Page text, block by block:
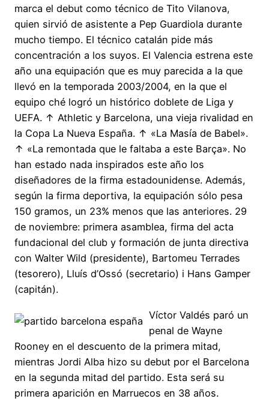
marca el debut como técnico de Tito Vilanova,
quien sirvió de asistente a Pep Guardiola durante
mucho tiempo. El técnico catalán pide más
concentración a los suyos. El Valencia estrena este
año una equipación que es muy parecida a la que
llevó en la temporada 2003/2004, en la que el
equipo ché logró un histórico doblete de Liga y
UEFA. ↑ Athletic y Barcelona, una vieja rivalidad en
la Copa La Nueva España. ↑ «La Masía de Babel».
↑ «La remontada que le faltaba a este Barça». No
han estado nada inspirados este año los
diseñadores de la firma estadounidense. Además,
según la firma deportiva, la equipación sólo pesa
150 gramos, un 23% menos que las anteriores. 29
de noviembre: primera asamblea, firma del acta
fundacional del club y formación de junta directiva
con Walter Wild (presidente), Bartomeu Terrades
(tesorero), Lluís d’Ossó (secretario) i Hans Gamper
(capitán).
Víctor Valdés paró un
penal de Wayne
Rooney en el descuento de la primera mitad,
mientras Jordi Alba hizo su debut por el Barcelona
en la segunda mitad del partido. Esta será su
primera aparición en Marruecos en 38 años.